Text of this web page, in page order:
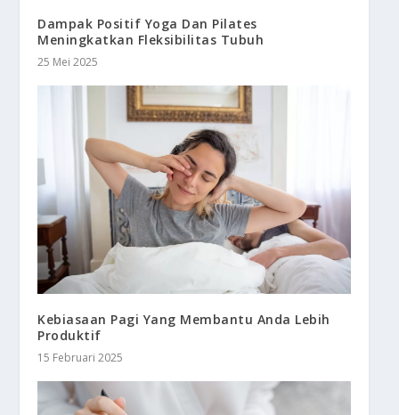
Dampak Positif Yoga Dan Pilates
Meningkatkan Fleksibilitas Tubuh
25 Mei 2025
Kebiasaan Pagi Yang Membantu Anda Lebih
Produktif
15 Februari 2025